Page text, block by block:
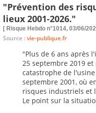
"Prévention des
lieux 2001-2026."
[ Risque Hebdo n°1014, 03/06/
Source :vie-publique.fr
"Plus de 6 ans après
25 septembre 2019
catastrophe de l'usine
septembre 2001, où
risques industriels et
Le point sur la